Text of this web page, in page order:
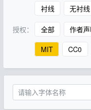
衬线 无衬线
授权： 全部 作者
MIT CC0